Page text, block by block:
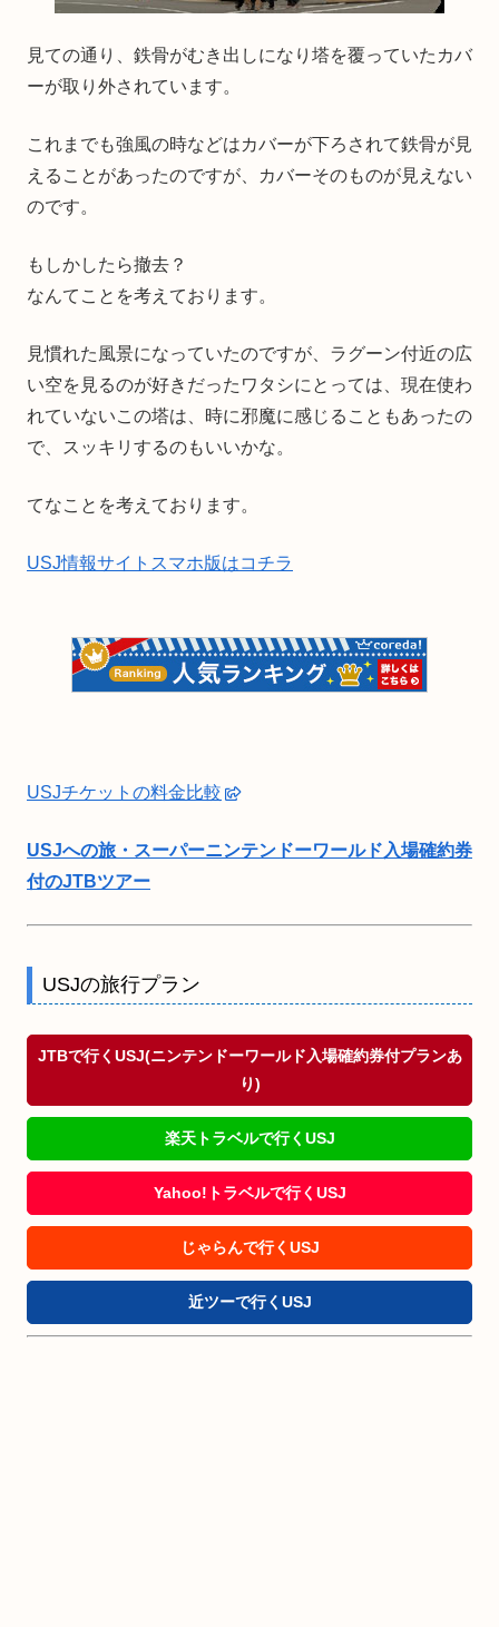
見ての通り、鉄骨がむき出しになり塔を覆っていたカバ
ーが取り外されています。
これまでも強風の時などはカバーが下ろされて鉄骨が見
えることがあったのですが、カバーそのものが見えない
のです。
もしかしたら撤去？
なんてことを考えております。
見慣れた風景になっていたのですが、ラグーン付近の広
い空を見るのが好きだったワタシにとっては、現在使わ
れていないこの塔は、時に邪魔に感じることもあったの
で、スッキリするのもいいかな。
てなことを考えております。
USJ情報サイトスマホ版はコチラ
USJチケットの料金比較
USJへの旅・スーパーニンテンドーワールド入場確約券
付のJTBツアー
USJの旅行プラン
JTBで行くUSJ(ニンテンドーワールド入場確約券付プランあ
り)
楽天トラベルで行くUSJ
Yahoo!トラベルで行くUSJ
じゃらんで行くUSJ
近ツーで行くUSJ